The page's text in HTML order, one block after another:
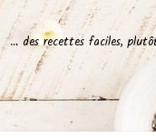
… des recettes faciles,